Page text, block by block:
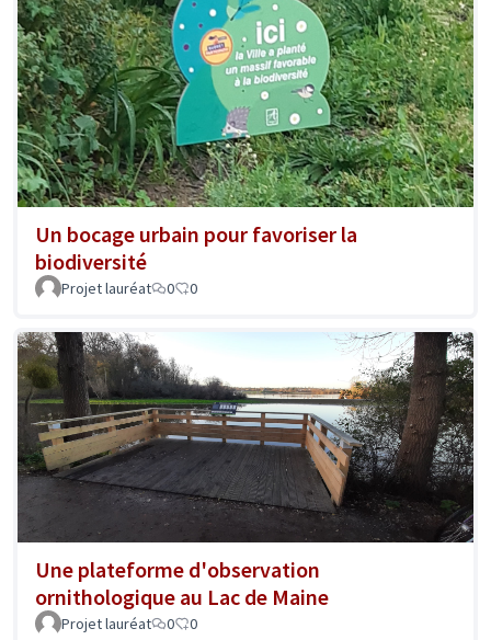
Un bocage urbain pour favoriser la
biodiversité
Projet lauréat 0 0
Une plateforme d'observation
ornithologique au Lac de Maine
Projet lauréat 0 0